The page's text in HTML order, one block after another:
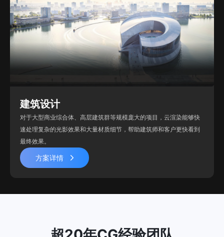
建筑设计
对于大型商业综合体、高层建筑群等规模庞大的项目，云渲染能够快
速处理复杂的光影效果和大量材质细节，帮助建筑师和客户更快看到
最终效果。
方案详情